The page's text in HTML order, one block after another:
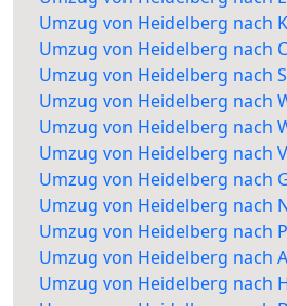
Umzug von Heidelberg nach
Umzug von Heidelberg nach
Umzug von Heidelberg nach
Umzug von Heidelberg nach
Umzug von Heidelberg nach
Umzug von Heidelberg nach
Umzug von Heidelberg nach
Umzug von Heidelberg nach
Umzug von Heidelberg nach
Umzug von Heidelberg nach
Umzug von Heidelberg nach